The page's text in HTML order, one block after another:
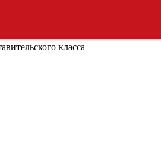
класса